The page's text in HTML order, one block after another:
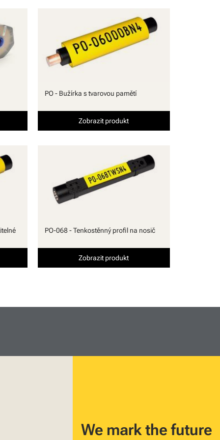
PO - Bužírka s tvarovou pamětí
Zobrazit produkt
PO-068 - Tenkostěnný profil na nosič
Zobrazit produkt
We mark the future